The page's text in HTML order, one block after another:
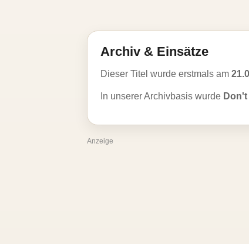
Archiv & Einsätze
Dieser Titel wurde erstmals am
In unserer Archivbasis wurde
Anzeige